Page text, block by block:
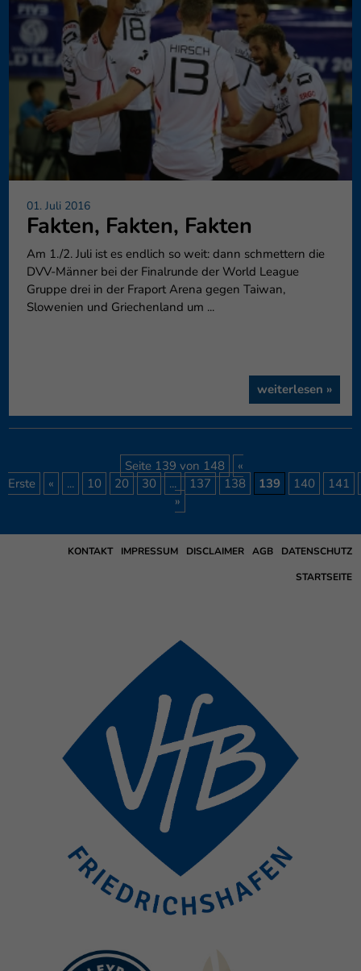
01. Juli 2016
Fakten, Fakten, Fakten
Am 1./2. Juli ist es endlich so weit: dann schmettern die
DVV-Männer bei der Finalrunde der World League
Gruppe drei in der Fraport Arena gegen Taiwan,
Slowenien und Griechenland um ...
weiterlesen »
Seite 139 von 148
«
Erste
« ... 10 20 30 ... 137 138 139 140
141
»
DATENSCHUTZ
AGB
DISCLAIMER
IMPRESSUM
KONTAKT
STARTSEITE